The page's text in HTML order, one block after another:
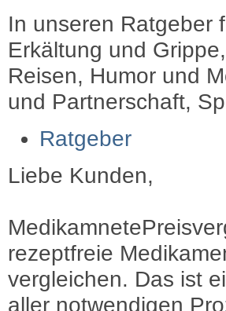
In unseren Ratgeber
Erkältung und
Reisen, Humor und
und Partnerschaft,
Ratgeber
Liebe Kunden,
rezeptfreie
vergleichen. Das ist
aller notwendigen